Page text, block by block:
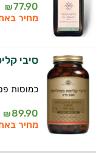
77.90
₪
מחיר
סיבי
כמוסות
89.90
₪
מחיר